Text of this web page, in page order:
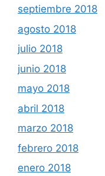
septiembre 2018
agosto 2018
julio 2018
junio 2018
mayo 2018
abril 2018
marzo 2018
febrero 2018
enero 2018